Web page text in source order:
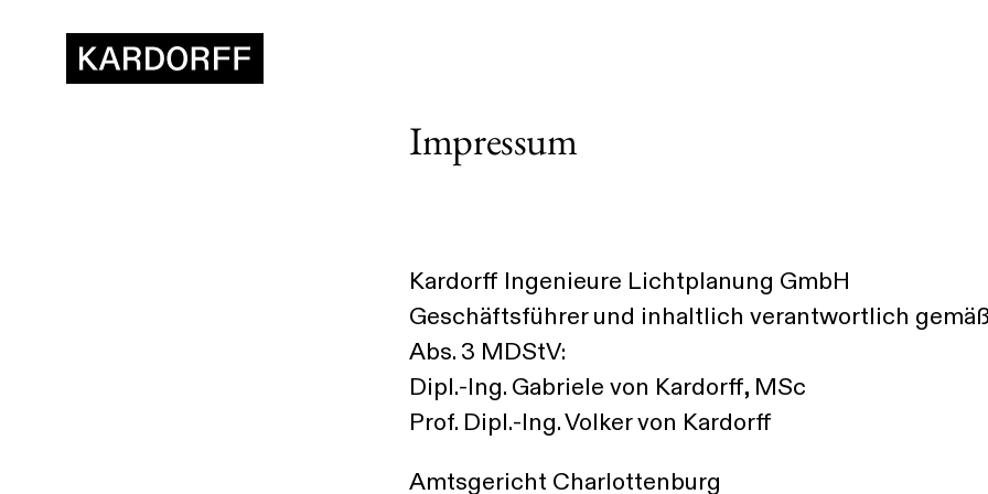
Impressum
Kardorff Ingenieure Lichtplanung GmbH
Geschäftsführer und inhaltlich verantwortlich
Abs. 3 MDStV:
Dipl.-Ing. Gabriele von Kardorff, MSc
Prof. Dipl.-Ing. Volker von Kardorff
Amtsgericht Charlottenburg